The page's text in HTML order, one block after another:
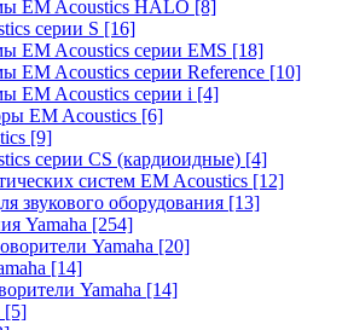
EM Acoustics HALO [8]
серии S [16]
EM Acoustics серии EMS [18]
EM Acoustics серии Reference [10]
EM Acoustics серии i [4]
EM Acoustics [6]
[9]
серии CS (кардиоидные) [4]
систем EM Acoustics [12]
звукового оборудования [13]
Yamaha [254]
Yamaha [20]
[14]
Yamaha [14]
[5]